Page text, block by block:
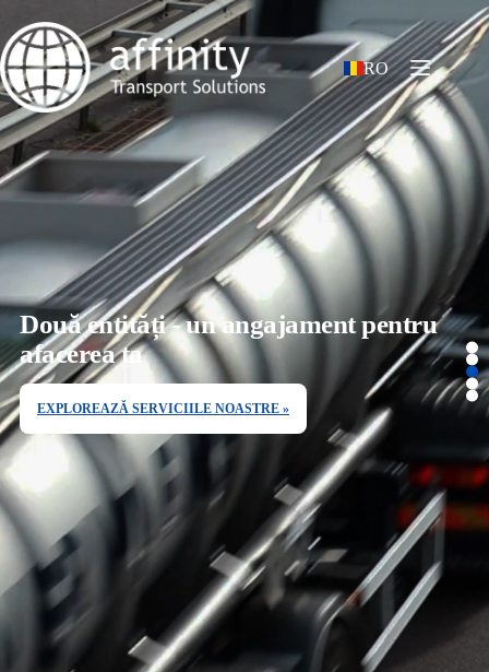
RO
Affinity Transport Solutions
Oferim clienților din România și Republica Moldova o gamă
completă de servicii de suport pentru transport, axată pe
produsele DKV, cardul Affinity și serviciul de recuperare a
taxelor dedicat clienților din România.
Affinity Balkans
Susținerea clienților din Balcani cu soluții de mobilitate și
transport bazate pe DKV, adaptate nevoilor pieței regionale.
EXPLOREAZĂ SERVICIILE NOASTRE »